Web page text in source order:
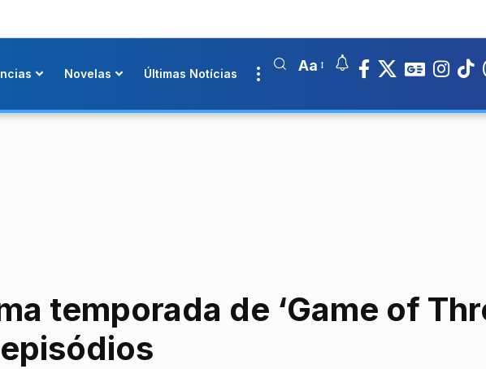
Novelas Últimas Notícias Aa
temporada de ‘Game of